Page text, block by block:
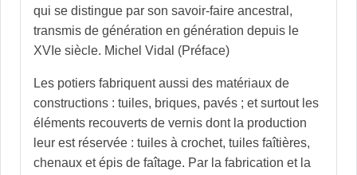
qui se distingue par son savoir-faire ancestral,
transmis de génération en génération depuis le
XVIe siècle. Michel Vidal (Préface)
Les potiers fabriquent aussi des matériaux de
constructions : tuiles, briques, pavés ; et surtout les
éléments recouverts de vernis dont la production
leur est réservée : tuiles à crochet, tuiles faîtières,
chenaux et épis de faîtage. Par la fabrication et la